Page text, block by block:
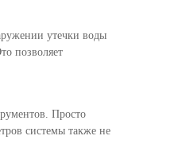
утечки воды
позволяет
Просто
системы также не